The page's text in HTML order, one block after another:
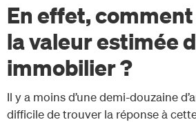
En effet,
la valeur estimée
immobilier ?
Il y a moins d’une demi-douzaine
difficile de trouver la réponse à